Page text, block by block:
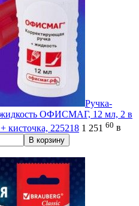
Ручка-
жидкость ОФИСМАГ, 12 мл, 2 в
кисточка, 225218 1 251 60 в
В корзину